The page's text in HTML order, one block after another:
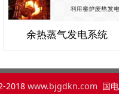
余热蒸气发电系统
2018 www.bjgdkn.com 国